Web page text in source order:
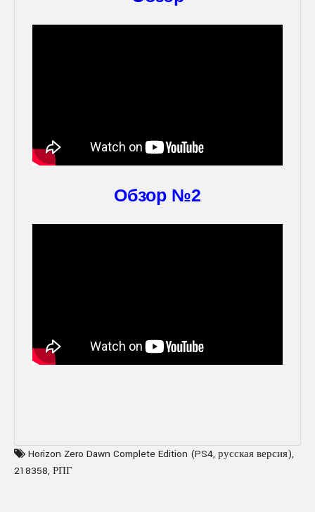
Обзор №2
Horizon Zero Dawn Complete Edition (PS4, русская версия),
218358, РПГ